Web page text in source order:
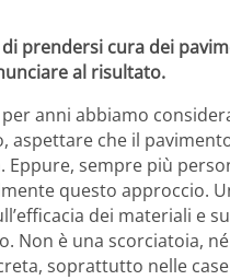
prendersi cura dei
al risultato.
per anni abbiamo
aspettare che il
Eppure, sempre più
questo approccio.
dei materiali e
Non è una scorciatoia,
soprattutto nelle